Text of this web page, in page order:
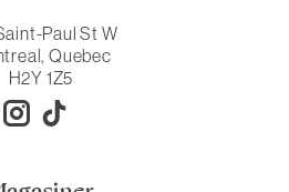
Paul St W
Quebec
H2Y 1Z5